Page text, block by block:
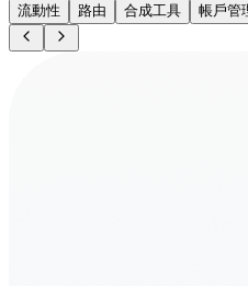
流動性 路由 合成工具 帳戶管